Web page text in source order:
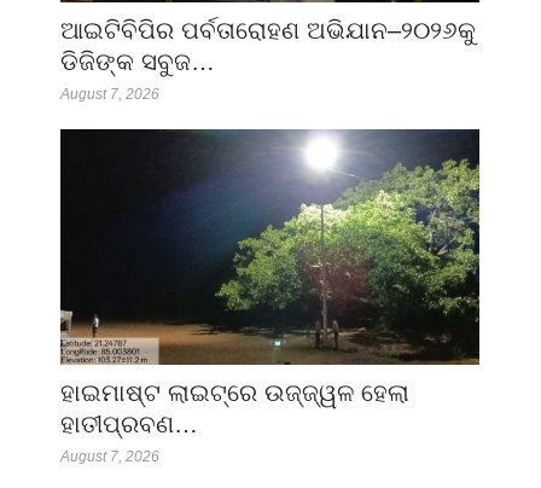
ଆଇଟିବିପିର ପର୍ବତାରୋହଣ ଅଭିଯାନ–୨୦୨୬କୁ
ଡିଜିଙ୍କ ସବୁଜ…
August 7, 2026
ହାଇମାଷ୍ଟ ଲାଇଟ୍‌ରେ ଉଜ୍ଜ୍ୱଳ ହେଲା
ହାତୀପ୍ରବଣ…
August 7, 2026